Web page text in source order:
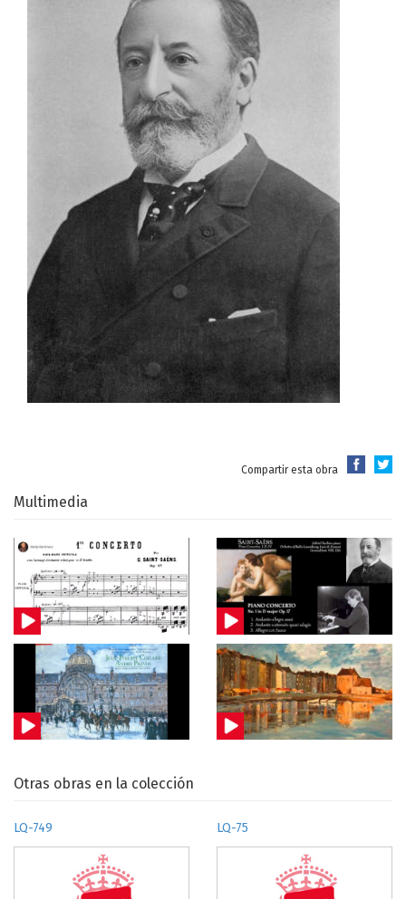
Compartir esta obra
Multimedia
Otras obras en la colección
LQ-749 LQ-75